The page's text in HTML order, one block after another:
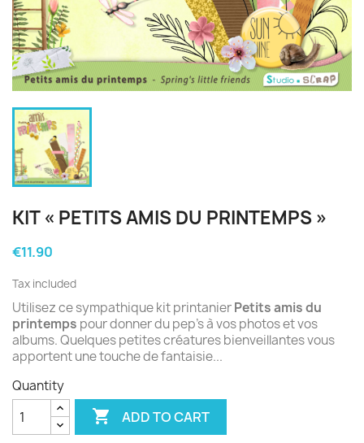
KIT « PETITS AMIS DU PRINTEMPS »
€11.90
Tax included
Utilisez ce sympathique kit printanierPetits amis du
printemps pour donner du pep's à vos photos et vos
albums. Quelques petites créatures bienveillantes vous
apportent une touche de fantaisie...
Quantity
 ADD TO CART